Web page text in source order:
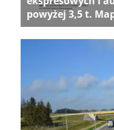
powyżej 3,5 t.